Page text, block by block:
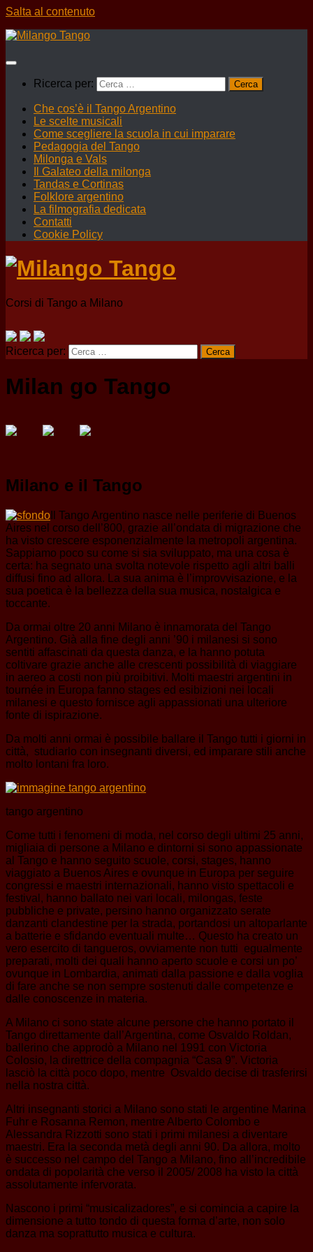
Salta al contenuto
Ricerca per:
Che cos’è il Tango Argentino
Le scelte musicali
Come scegliere la scuola in cui imparare
Pedagogia del Tango
Milonga e Vals
Il Galateo della milonga
Tandas e Cortinas
Folklore argentino
La filmografia dedicata
Contatti
Cookie Policy
Corsi di Tango a Milano
Ricerca per:
Milan go Tango
Milano e il Tango
Il Tango Argentino nasce nelle periferie di Buenos
Aires nel corso dell’800, grazie all’ondata di migrazione che
ha visto crescere esponenzialmente la metropoli argentina.
Sappiamo poco su come si sia sviluppato, ma una cosa è
certa: ha segnato una svolta notevole rispetto agli altri balli
diffusi fino ad allora. La sua anima è l’improvvisazione, e la
sua poetica è la bellezza della sua musica, nostalgica e
toccante.
Da ormai oltre 20 anni Milano è innamorata del Tango
Argentino. Già alla fine degli anni ’90 i milanesi si sono
sentiti affascinati da questa danza, e la hanno potuta
coltivare grazie anche alle crescenti possibilità di viaggiare
in aereo a costi non più proibitivi. Molti maestri argentini in
tournée in Europa fanno stages ed esibizioni nei locali
milanesi e questo fornisce agli appassionati una ulteriore
fonte di ispirazione.
Da molti anni ormai è possibile ballare il Tango tutti i giorni in
città, studiarlo con insegnanti diversi, ed imparare stili anche
molto lontani fra loro.
tango argentino
Come tutti i fenomeni di moda, nel corso degli ultimi 25 anni,
migliaia di persone a Milano e dintorni si sono appassionate
al Tango e hanno seguito scuole, corsi, stages, hanno
viaggiato a Buenos Aires e ovunque in Europa per seguire
congressi e maestri internazionali, hanno visto spettacoli e
festival, hanno ballato nei vari locali, milongas, feste
pubbliche e private, persino hanno organizzato serate
danzanti clandestine per la strada, portandosi un altoparlante
a batterie e sfidando eventuali multe… Questo ha creato un
vero esercito di tangueros, ovviamente non tutti egualmente
preparati, molti dei quali hanno aperto scuole e corsi un po’
ovunque in Lombardia, animati dalla passione e dalla voglia
di fare anche se non sempre sostenuti dalle competenze e
dalle conoscenze in materia.
A Milano ci sono state alcune persone che hanno portato il
Tango direttamente dall’Argentina, come Osvaldo Roldan,
ballerino che approdò a Milano nel 1991 con Victoria
Colosio, la direttrice della compagnia “Casa 9”. Victoria
lasciò la città poco dopo, mentre Osvaldo decise di trasferirsi
nella nostra città.
Altri insegnanti storici a Milano sono stati le argentine Marina
Fuhr e Rosanna Remon, mentre Alberto Colombo e
Alessandra Rizzotti sono stati i primi milanesi a diventare
maestri. Era la seconda metà degli anni 90. Da allora, molto
è successo nel campo del Tango a Milano, fino all’incredibile
ondata di popolarità che verso il 2005/ 2008 ha visto la città
assolutamente infervorata.
Nascono i primi “musicalizadores”, e si comincia a capire la
dimensione a tutto tondo di questa forma d’arte, non solo
danza ma soprattutto musica e cultura.